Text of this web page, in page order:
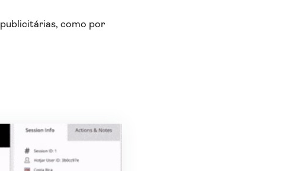
como por